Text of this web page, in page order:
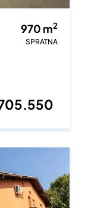
970 m2
SPRATNA